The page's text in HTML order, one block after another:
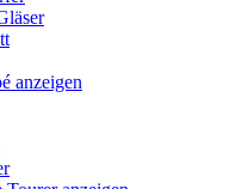
anzeigen